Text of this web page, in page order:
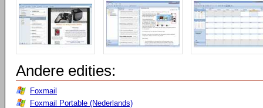
Andere edities:
Foxmail
Foxmail Portable (Nederlands)